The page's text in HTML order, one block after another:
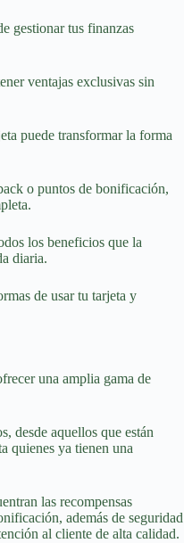
gestionar tus finanzas
ventajas exclusivas sin
puede transformar la forma
o puntos de bonificación,
los beneficios que la
diaria.
de usar tu tarjeta y
una amplia gama de
desde aquellos que están
quienes ya tienen una
las recompensas
además de seguridad
al cliente de alta calidad.